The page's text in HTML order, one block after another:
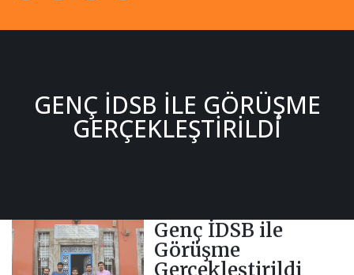
GENÇ İDSB ILE GÖRÜŞME
GERÇEKLEŞTIRILDI
Genç İDSB ile
Görüşme
Gerçekleştirildi